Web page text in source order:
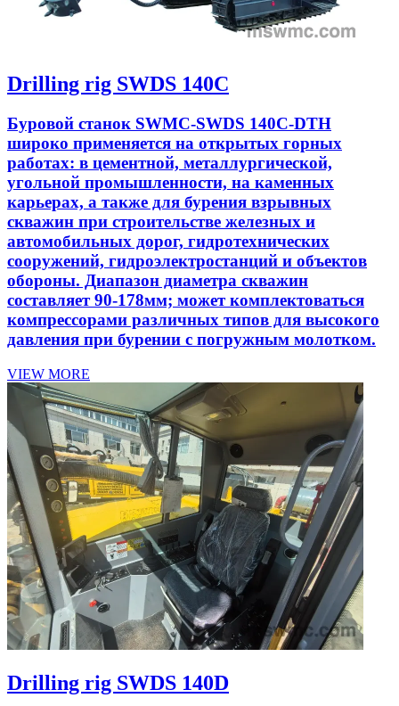
Drilling rig SWDS 140C
Буровой станок SWMC-SWDS 140C-DTH
широко применяется на открытых горных
работах: в цементной, металлургической,
угольной промышленности, на каменных
карьерах, а также для бурения взрывных
скважин при строительстве железных и
автомобильных дорог, гидротехнических
сооружений, гидроэлектростанций и объектов
обороны. Диапазон диаметра скважин
составляет 90-178мм; может комплектоваться
компрессорами различных типов для высокого
давления при бурении с погружным молотком.
VIEW MORE
Drilling rig SWDS 140D